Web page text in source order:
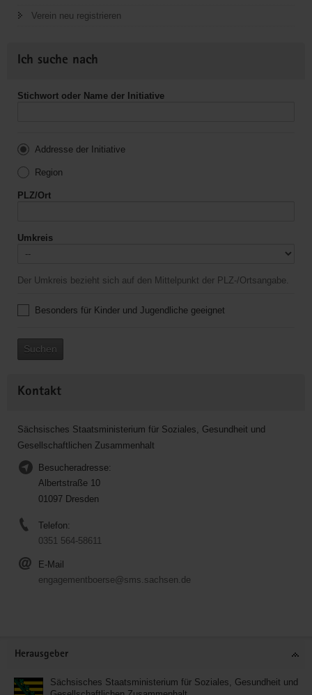
Verein neu registrieren
Ich suche nach
Stichwort oder Name der Initiative
Addresse der Initiative
Region
PLZ/Ort
Umkreis
Der Umkreis bezieht sich auf den Mittelpunkt der PLZ-/Ortsangabe.
Besonders für Kinder und Jugendliche geeignet
Suchen
Kontakt
Sächsisches Staatsministerium für Soziales, Gesundheit und
Gesellschaftlichen Zusammenhalt
Besucheradresse:
Albertstraße 10
01097 Dresden
Telefon:
0351 564-58611
E-Mail
engagementboerse@sms.sachsen.de
Herausgeber
Sächsisches Staatsministerium für Soziales, Gesundheit und